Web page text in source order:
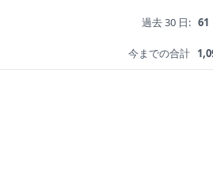
過去 30 日: 61
今までの合計